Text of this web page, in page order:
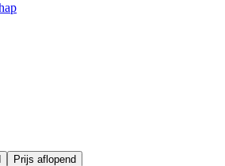
Prijs aflopend